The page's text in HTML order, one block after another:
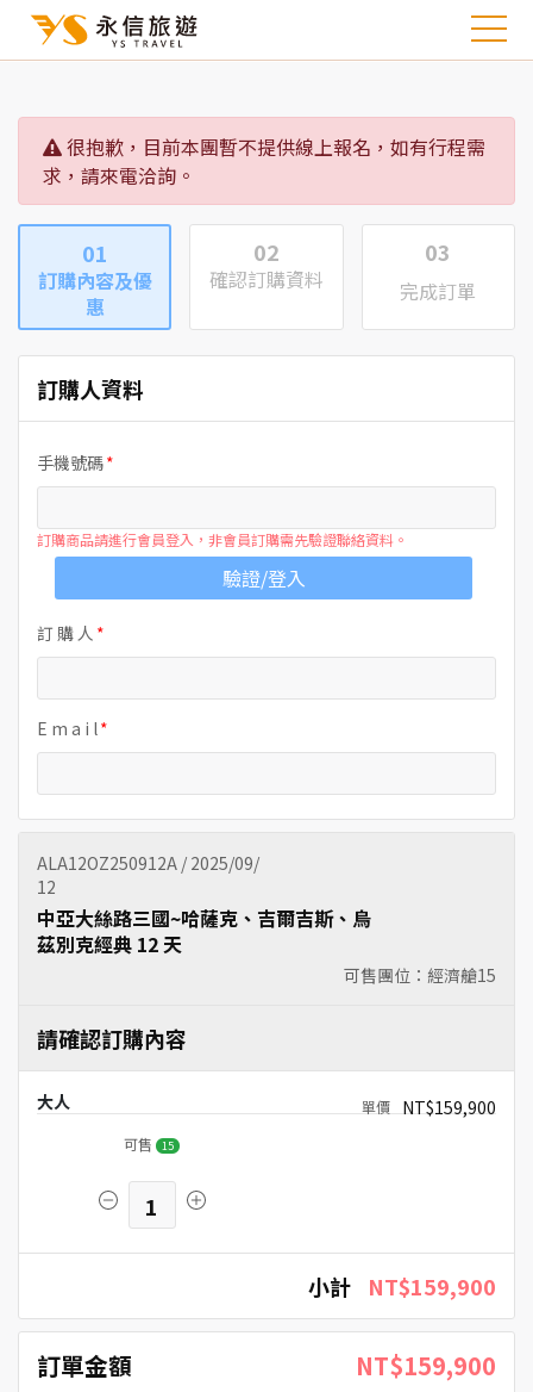
很抱歉，目前本團暫不提供線上報名，如有行程需
求，請來電洽詢。
01
訂購內容及優
惠
02
確認訂購資料
03
完成訂單
訂購人資料
手機號碼
訂購商品請進行會員登入，非會員訂購需先驗證聯絡資料。
驗證/登入
訂 購 人
E m a i l
ALA12OZ250912A / 2025/09/
12
可售團位：經濟艙15
中亞大絲路三國~哈薩克、吉爾吉斯、烏
茲別克經典 12 天
請確認訂購內容
大人 NT$159,900
可售 15
1
小計 NT$159,900
訂單金額 NT$159,900